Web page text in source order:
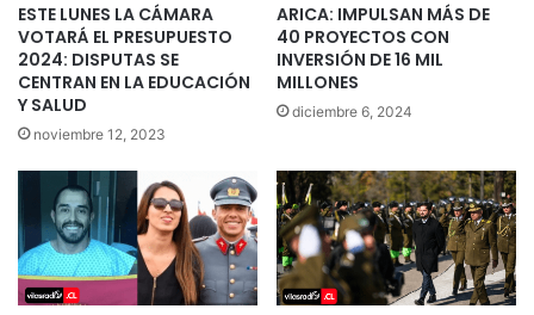
ESTE LUNES LA CÁMARA
VOTARÁ EL PRESUPUESTO
2024: DISPUTAS SE
CENTRAN EN LA EDUCACIÓN
Y SALUD
noviembre 12, 2023
ARICA: IMPULSAN MÁS DE
40 PROYECTOS CON
INVERSIÓN DE 16 MIL
MILLONES
diciembre 6, 2024